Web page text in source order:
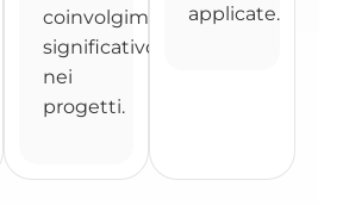
coinvolgimento
significativo
nei
progetti.
applicate.